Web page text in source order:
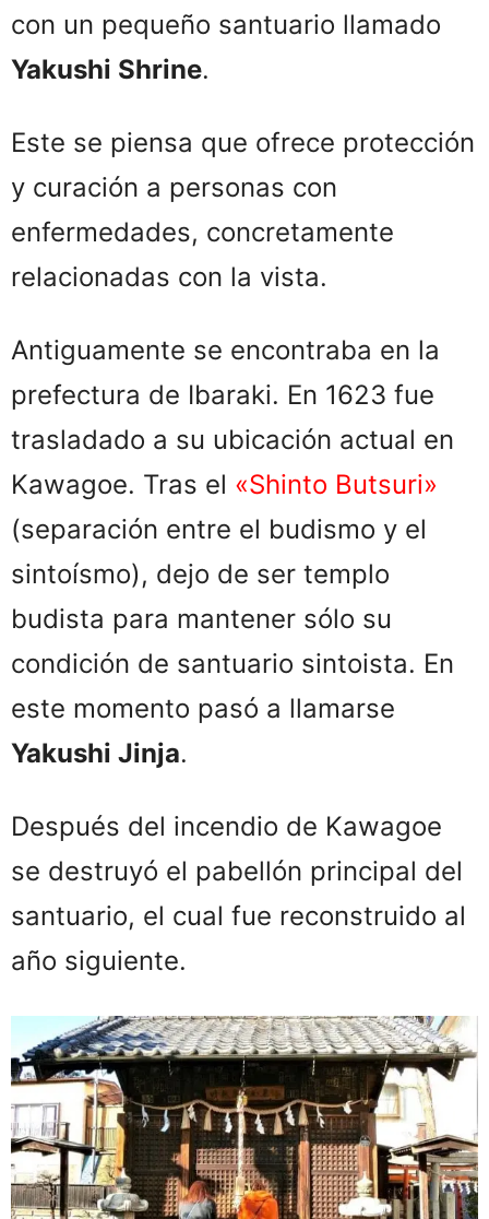
con un pequeño santuario llamado
Yakushi Shrine.
Este se piensa que ofrece protección
y curación a personas con
enfermedades, concretamente
relacionadas con la vista.
Antiguamente se encontraba en la
prefectura de Ibaraki. En 1623 fue
trasladado a su ubicación actual en
Kawagoe. Tras el «Shinto Butsuri»
(separación entre el budismo y el
sintoísmo), dejo de ser templo
budista para mantener sólo su
condición de santuario sintoista. En
este momento pasó a llamarse
Yakushi Jinja.
Después del incendio de Kawagoe
se destruyó el pabellón principal del
santuario, el cual fue reconstruido al
año siguiente.